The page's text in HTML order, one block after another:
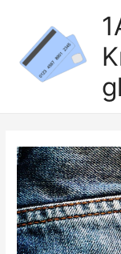
springen